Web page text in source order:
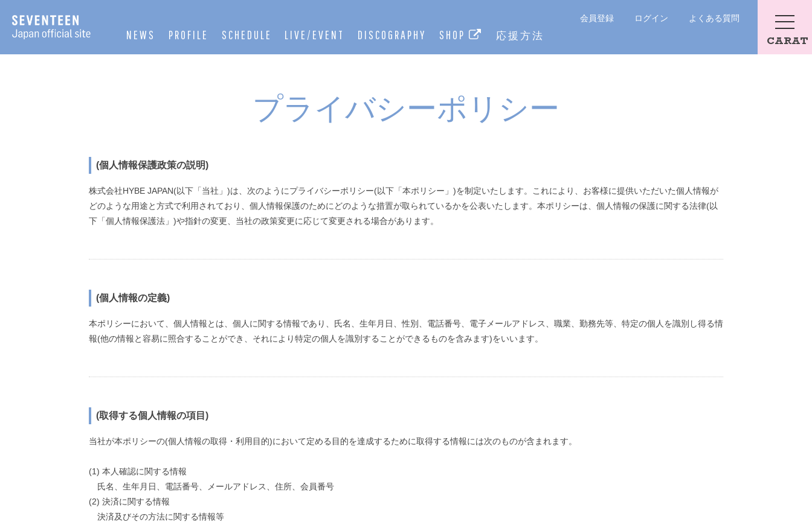
NEWS PROFILE SCHEDULE LIVE/EVENT DISCOGRAPHY SHOP 応援方法
会員登録 ログイン よくある質問
CARAT
プライバシーポリシー
(個人情報保護政策の説明)
株式会社HYBE JAPAN(以下「当社」)は、次のようにプライバシーポリシー(以下「本ポリシー」)を制定いたします。これにより、お客様に提供いただいた個人情報が
どのような用途と方式で利用されており、個人情報保護のためにどのような措置が取られているかを公表いたします。本ポリシーは、個人情報の保護に関する法律(以
下「個人情報保護法」)や指針の変更、当社の政策変更に応じて変更される場合があります。
(個人情報の定義)
本ポリシーにおいて、個人情報とは、個人に関する情報であり、氏名、生年月日、性別、電話番号、電子メールアドレス、職業、勤務先等、特定の個人を識別し得る情
報(他の情報と容易に照合することができ、それにより特定の個人を識別することができるものを含みます)をいいます。
(取得する個人情報の項目)
当社が本ポリシーの(個人情報の取得・利用目的)において定める目的を達成するために取得する情報には次のものが含まれます。
(1) 本人確認に関する情報
氏名、生年月日、電話番号、メールアドレス、住所、会員番号
(2) 決済に関する情報
決済及びその方法に関する情報等